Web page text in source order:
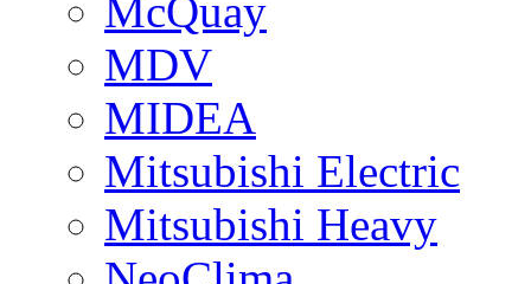
McQuay
MDV
MIDEA
Mitsubishi Electric
Mitsubishi Heavy